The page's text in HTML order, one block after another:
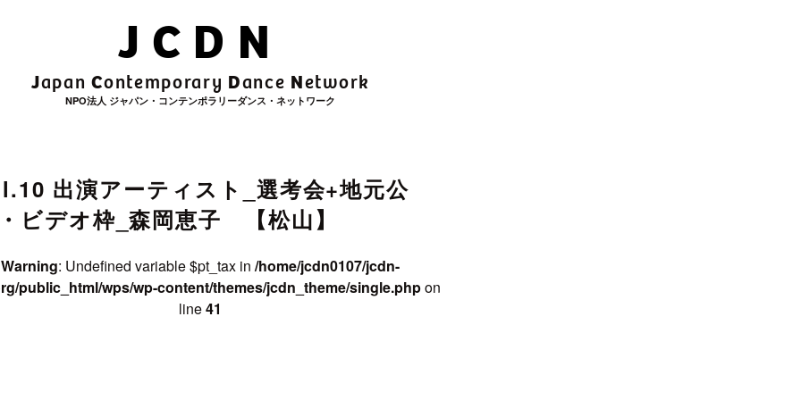
JCDN
JapanContemporary Dance Network
NPO法人 ジャパン・コンテンポラリーダンス・ネットワーク
in/home/jcdn0107/jcdn-web.org/public_html/wps/wp-
themes/jcdn_theme/single.phpon line
出演アーティスト_選考会+地元公
ビデオ枠_森岡恵子 【松山】
Warning: Undefined variable $pt_tax in /home/jcdn0107/jcdn-
public_html/wps/wp-content/themes/jcdn_theme/single.phpon
line41